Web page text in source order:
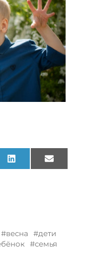
LinkedIn Email
весна
дети
семья